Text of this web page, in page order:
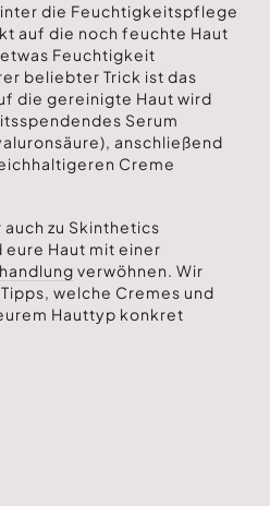
die Feuchtigkeitspflege
auf die noch feuchte Haut
Feuchtigkeit
beliebter Trick ist das
die gereinigte Haut wird
Serum
anschließend
Creme
zu Skinthetics
Haut mit einer
verwöhnen. Wir
welche Cremes und
Hauttyp konkret